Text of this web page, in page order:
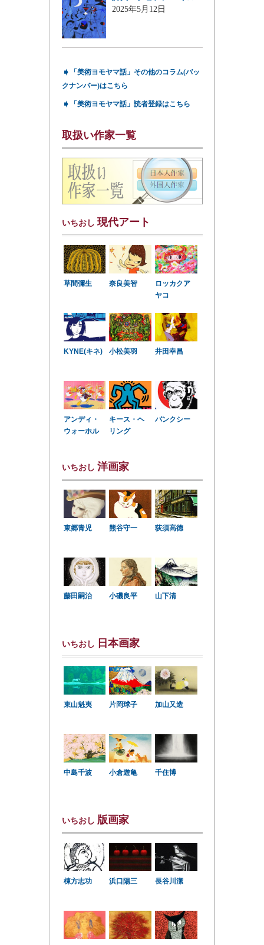
2025年5月12日
➧
「美術ヨモヤマ話」その他のコラム(バッ
クナンバー)はこちら
➧ 「美術ヨモヤマ話」読者登録はこちら
取扱い作家一覧
いちおし 現代アート
草間彌生 奈良美智
ロッカクア
ヤコ
KYNE(キネ) 小松美羽 井田幸昌
アンディ・
ウォーホル
キース・ヘ
リング
バンクシー
いちおし 洋画家
東郷青児 熊谷守一 荻須高徳
藤田嗣治 小磯良平 山下清
いちおし 日本画家
東山魁夷 片岡球子 加山又造
中島千波 小倉遊亀 千住博
いちおし 版画家
棟方志功 浜口陽三 長谷川潔